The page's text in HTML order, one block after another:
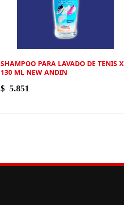
SHAMPOO PARA LAVADO DE TENIS X
130 ML NEW ANDIN
$ 5.851